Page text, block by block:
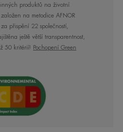
snášenlivost.
podmínkách
potu.
produktů na životní
na metodice AFNOR
přispění 22 společností,
ještě větší transparentnost,
50 kritérií!
Pochopení Green